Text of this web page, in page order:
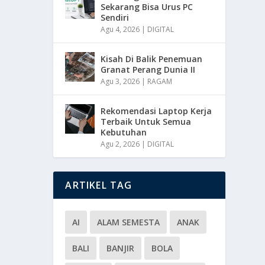
Sekarang Bisa Urus PC
Sendiri
Agu 4, 2026 | DIGITAL
Kisah Di Balik Penemuan
Granat Perang Dunia II
Agu 3, 2026 | RAGAM
Rekomendasi Laptop Kerja
Terbaik Untuk Semua
Kebutuhan
Agu 2, 2026 | DIGITAL
ARTIKEL TAG
AI ALAM SEMESTA ANAK
BALI BANJIR BOLA